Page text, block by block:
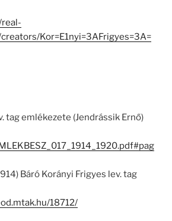
Kor=E1nyi=3AFrigyes=3A=
tag emlékezete (Jendrássik Ernő)
Báró Korányi Frigyes lev. tag
18712/